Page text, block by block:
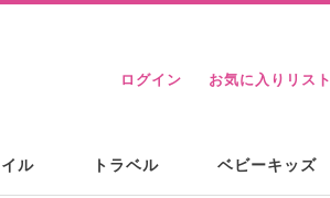
ログイン お気に入りリスト
ル トラベル ベビーキッズ